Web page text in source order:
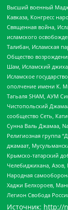
Высший военный
Кавказа, Конгресс
Священная война,
исламского
Талибан, Исламская
Общество
Шам, Исламский
Исламское
ополчение имени К.
Тагьаля SHAM, АУМ
Чистопольский
сообщество Сеть,
Сунна Валь Джамаа,
Религиозная группа
джамаат,
Крымско-татарский
Челебиджихана, Азов,
Народная
Хаджи Белхороев,
Легион Свобода
Источник: http://